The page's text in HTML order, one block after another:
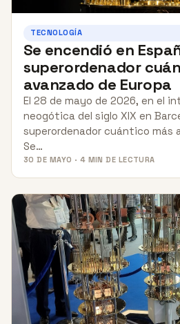
TECNOLOGÍA
Se encendió en
superordenador
avanzado de Europa
El 28 de mayo de 2026, en el
neogótica del siglo XIX en
superordenador cuántico más
Se…
30 DE MAYO · 4 MIN DE LECTURA